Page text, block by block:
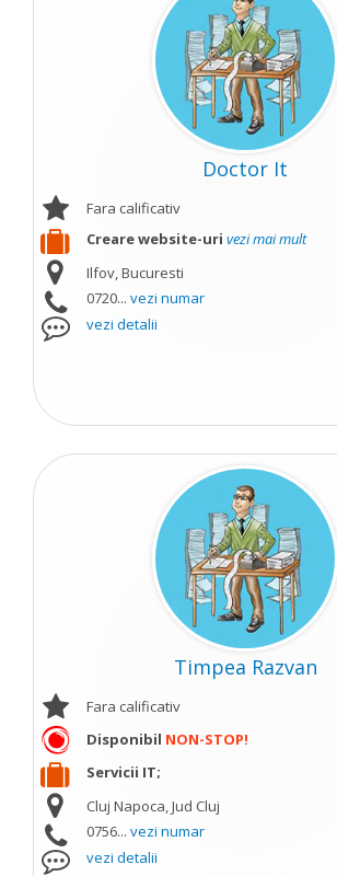
Doctor It
Fara calificativ
Creare website-uri vezi mai mult
Ilfov, Bucuresti
0720... vezi numar
vezi detalii
Timpea Razvan
Fara calificativ
Disponibil NON-STOP!
Servicii IT;
Cluj Napoca, Jud Cluj
0756... vezi numar
vezi detalii